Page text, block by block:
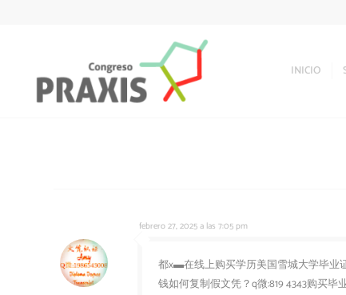
INICIO
febrero 27, 2025 a las 7:05 pm
都x▬在线上购买学历美国雪城大学毕业
钱如何复制假文凭？q微:819 4343购买